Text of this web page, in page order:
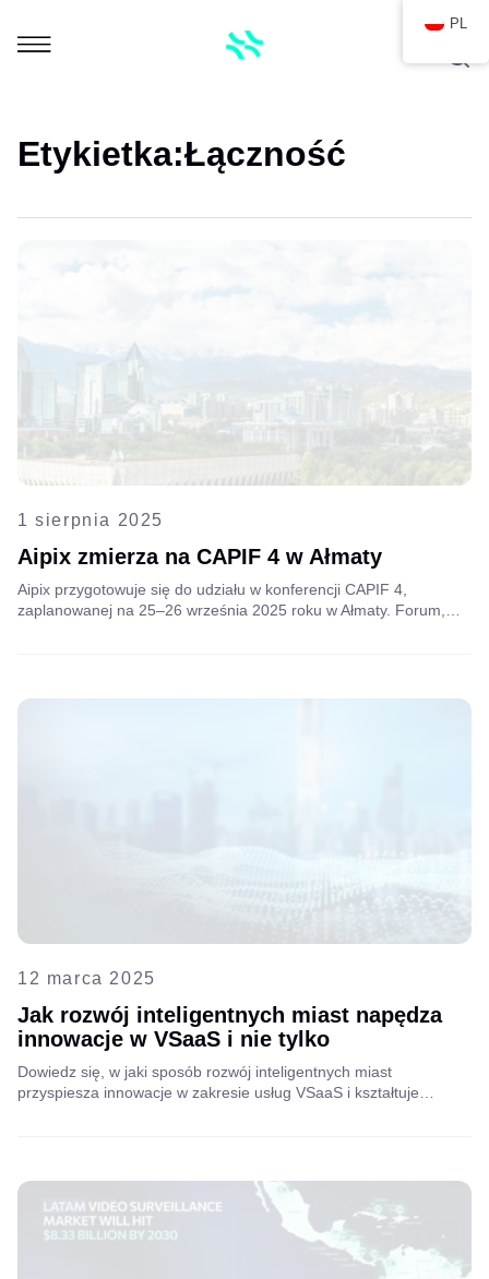
Etykietka:Łączność
1 sierpnia 2025
Aipix zmierza na CAPIF 4 w Ałmaty
Aipix przygotowuje się do udziału w konferencji CAPIF 4,
zaplanowanej na 25–26 września 2025 roku w Ałmaty. Forum,
12 marca 2025
Jak rozwój inteligentnych miast napędza
innowacje w VSaaS i nie tylko
Dowiedz się, w jaki sposób rozwój inteligentnych miast
przyspiesza innowacje w zakresie usług VSaaS i kształtuje
inteligentnym rozwiązaniom VAS.
PL